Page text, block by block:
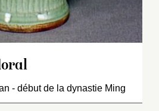
- début de la dynastie Ming